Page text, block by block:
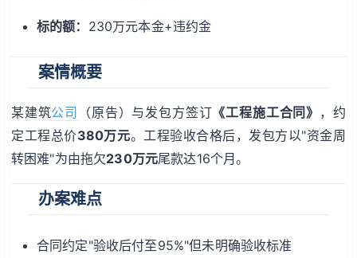
标的额： 230万元本金+违约金
案情概要
某建筑公司 （原告）与发包方签订 《工程施工合同》 ，约
定工程总价380万元。工程验收合格后，发包方以"资金周
转困难"为由拖欠230万元尾款达16个月。
办案难点
合同约定"验收后付至95%"但未明确验收标准